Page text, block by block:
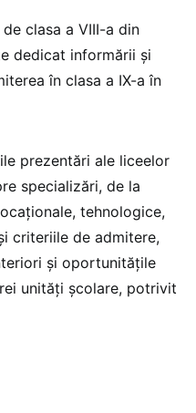
clasa a VIII-a din
dedicat informării și
în clasa a IX-a în
prezentări ale liceelor
specializări, de la
tehnologice,
criteriile de admitere,
și oportunitățile
unități școlare, potrivit